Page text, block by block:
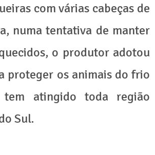
com várias cabeças de
numa tentativa de manter
o produtor adotou
proteger os animais do frio
atingido toda região
Sul.